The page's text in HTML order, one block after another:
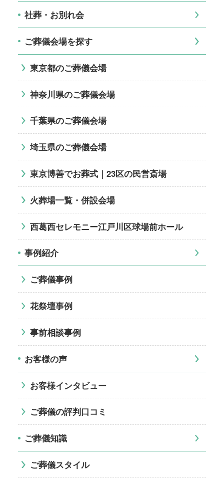
社葬・お別れ会
ご葬儀会場を探す
東京都のご葬儀会場
神奈川県のご葬儀会場
千葉県のご葬儀会場
埼玉県のご葬儀会場
東京博善でお葬式｜23区の民営斎場
火葬場一覧・併設会場
西葛西セレモニー江戸川区球場前ホール
事例紹介
ご葬儀事例
花祭壇事例
事前相談事例
お客様の声
お客様インタビュー
ご葬儀の評判口コミ
ご葬儀知識
ご葬儀スタイル